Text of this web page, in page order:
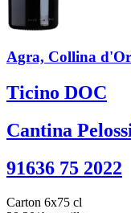
Agra, Collina
Ticino DOC
Cantina
91636 75 2022
Carton 6x75 cl